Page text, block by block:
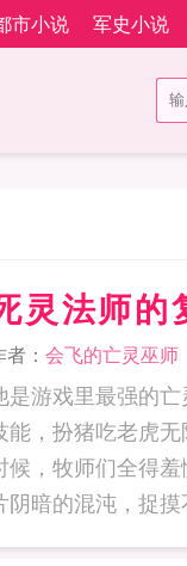
市小说 军史小说
灵法师的
： 会飞的亡灵巫师
是游戏里最强的
能，扮猪吃老虎
候，牧师们全得
阴暗的混沌，捉